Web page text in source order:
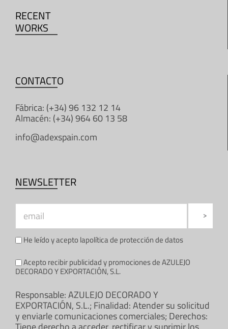
RECENT
WORKS
CONTACTO
Fábrica: (+34) 96 132 12 14
Almacén: (+34) 964 60 13 58
info@adexspain.com
NEWSLETTER
He leído y acepto lapolítica de protección de datos
Acepto recibir publicidad y promociones de AZULEJO
DECORADO Y EXPORTACIÓN, S.L.
Responsable: AZULEJO DECORADO Y
EXPORTACIÓN, S.L.; Finalidad: Atender su solicitud
y enviarle comunicaciones comerciales; Derechos: